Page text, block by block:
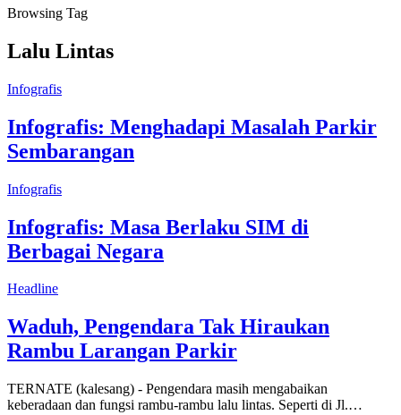
Browsing Tag
Lalu Lintas
Infografis
Infografis: Menghadapi Masalah Parkir
Sembarangan
Infografis
Infografis: Masa Berlaku SIM di
Berbagai Negara
Headline
Waduh, Pengendara Tak Hiraukan
Rambu Larangan Parkir
TERNATE (kalesang) - Pengendara masih mengabaikan
keberadaan dan fungsi rambu-rambu lalu lintas. Seperti di Jl.…